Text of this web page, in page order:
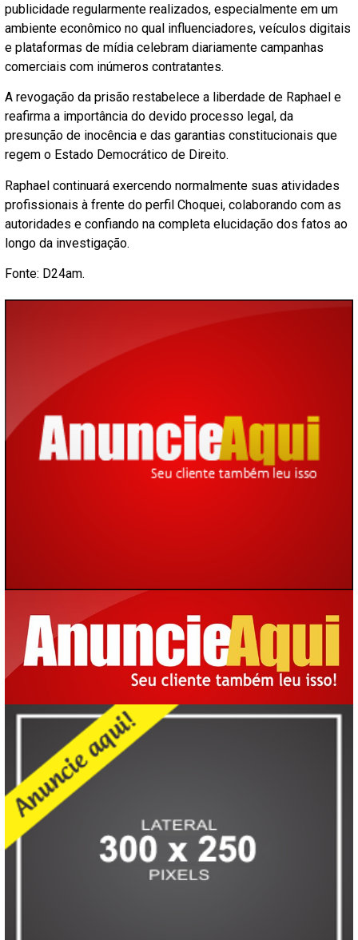
publicidade regularmente realizados, especialmente em um
ambiente econômico no qual influenciadores, veículos digitais
e plataformas de mídia celebram diariamente campanhas
comerciais com inúmeros contratantes.
A revogação da prisão restabelece a liberdade de Raphael e
reafirma a importância do devido processo legal, da
presunção de inocência e das garantias constitucionais que
regem o Estado Democrático de Direito.
Raphael continuará exercendo normalmente suas atividades
profissionais à frente do perfil Choquei, colaborando com as
autoridades e confiando na completa elucidação dos fatos ao
longo da investigação.
Fonte: D24am.